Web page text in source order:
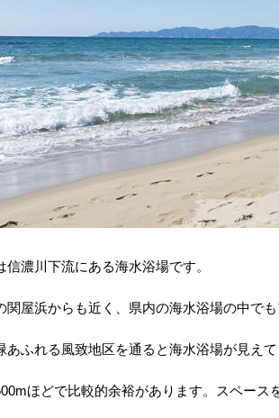
信濃川下流にある海水浴場です。
関屋浜からも近く、県内の海水浴場の中で
あふれる風致地区を通ると海水浴場が見えて
ほどで比較的余裕があります。スペース